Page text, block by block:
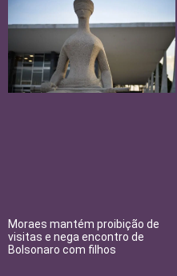
Moraes mantém proibição de
visitas e nega encontro de
Bolsonaro com filhos